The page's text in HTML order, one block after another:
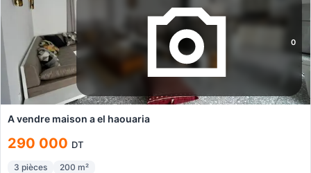
0
A vendre maison a el haouaria
290 000 DT
3 pièces 200 m²